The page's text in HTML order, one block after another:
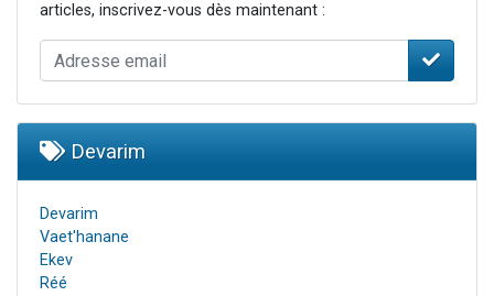
articles, inscrivez-vous dès maintenant :
Devarim
Devarim
Vaet'hanane
Ekev
Réé